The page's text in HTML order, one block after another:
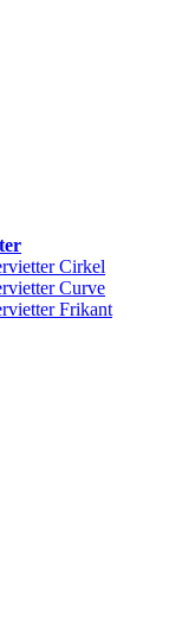
Cirkel
Curve
Frikant